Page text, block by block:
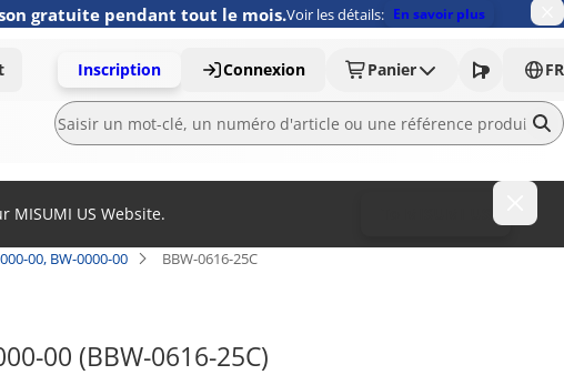
gratuite pendant tout le mois.Voir les détails: En savoir plus
Inscription Connexion Panier FR
MISUMI US Website.
00, BW-0000-00 BBW-0616-25C
00 (BBW-0616-25C)